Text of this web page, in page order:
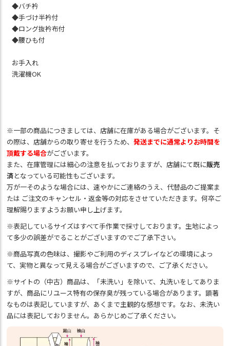
◆バチ衿
◆手づけ半衿付
◆ロング抜衿布付
◆腰ひも付
お手入れ
洗濯機OK
※一部の商品につきましては、店舗に在庫がある場合がございます。そ
の際は、店舗からの取り寄せを行うため、発送までに通常よりお時間を
頂戴する場合がございます。
また、在庫管理には細心の注意を払っておりますが、店舗にて既に販売
済となっている可能性もございます。
万が一そのような場合には、速やかにご連絡のうえ、代替品のご提案ま
たは ご注文のキャンセル・返金等の対応をさせていただきます。何卒ご
理解賜りますようお願い申し上げます。
※表記しているサイズはすべて手作業で採寸しております。生地によっ
て多少の誤差がでることがございますのでご了承下さい。
※商品写真の色味は、撮影やご利用のディスプレイなどの環境によっ
て、実物と異なって見える場合がございますので、ご了承ください。
※サイトの（中古）商品は、「未洗い」を除いて、丸洗いをしてありま
すが、商品にリユース特有の保存臭が残っている場合があります。顕著
なものは表記していますが、あくまで主観的な感想です。なお、未洗い
品には表記しておりません。あらかじめご了承ください。